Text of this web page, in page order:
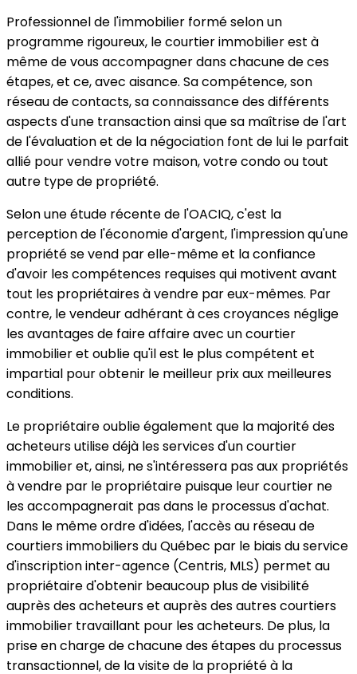
Professionnel de l'immobilier formé selon un
programme rigoureux, le courtier immobilier est à
même de vous accompagner dans chacune de ces
étapes, et ce, avec aisance. Sa compétence, son
réseau de contacts, sa connaissance des différents
aspects d'une transaction ainsi que sa maîtrise de l'art
de l'évaluation et de la négociation font de lui le parfait
allié pour vendre votre maison, votre condo ou tout
autre type de propriété.
Selon une étude récente de l'OACIQ, c'est la
perception de l'économie d'argent, l'impression qu'une
propriété se vend par elle-même et la confiance
d'avoir les compétences requises qui motivent avant
tout les propriétaires à vendre par eux-mêmes. Par
contre, le vendeur adhérant à ces croyances néglige
les avantages de faire affaire avec un courtier
immobilier et oublie qu'il est le plus compétent et
impartial pour obtenir le meilleur prix aux meilleures
conditions.
Le propriétaire oublie également que la majorité des
acheteurs utilise déjà les services d'un courtier
immobilier et, ainsi, ne s'intéressera pas aux propriétés
à vendre par le propriétaire puisque leur courtier ne
les accompagnerait pas dans le processus d'achat.
Dans le même ordre d'idées, l'accès au réseau de
courtiers immobiliers du Québec par le biais du service
d'inscription inter-agence (Centris, MLS) permet au
propriétaire d'obtenir beaucoup plus de visibilité
auprès des acheteurs et auprès des autres courtiers
immobilier travaillant pour les acheteurs. De plus, la
prise en charge de chacune des étapes du processus
transactionnel, de la visite de la propriété à la